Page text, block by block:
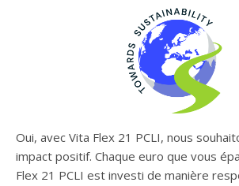
Oui, avec Vita Flex 21 PCLI, nous
impact positif. Chaque euro que vous
Flex 21 PCLI est investi de manière